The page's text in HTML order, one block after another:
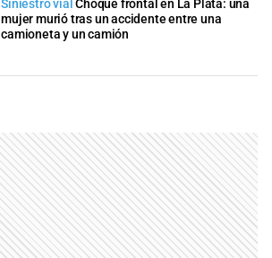
Siniestro vial Choque frontal en La Plata: una
mujer murió tras un accidente entre una
camioneta y un camión